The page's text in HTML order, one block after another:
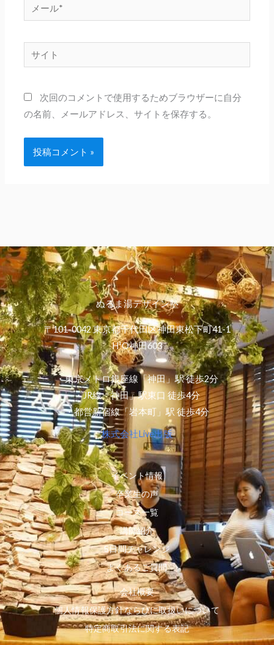
ー
イ
次回のコメントで使用するためブラウザーに自分
の名前、メールアドレス、サイトを保存する。
ぬるま湯デザイン塾
〒101-0042 東京都千代田区神田東松下町41-1
H¹O神田603
・東京メトロ銀座線「神田」駅 徒歩2分
・JR線「神田」駅東口 徒歩4分
・都営新宿線「岩本町」駅 徒歩4分
株式会社Live出版
イベント情報
卒業生の声
コース一覧
講師紹介
5日間チャレンジ
よくあるご質問
会社概要
個人情報保護方針ならびに取扱いについて
特定商取引法に関する表記